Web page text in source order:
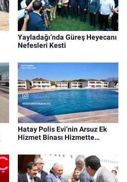
Yayladağı’nda Güreş Heyecanı
Nefesleri Kesti
Hatay Polis Evi’nin Arsuz Ek
Hizmet Binası Hizmette…